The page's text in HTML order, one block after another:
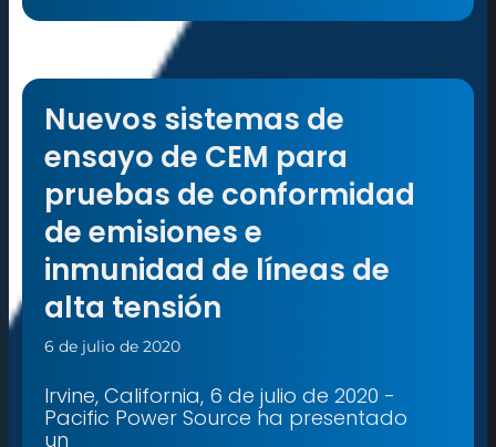
Nuevos sistemas de
ensayo de CEM para
pruebas de conformidad
de emisiones e
inmunidad de líneas de
alta tensión
6 de julio de 2020
Irvine, California, 6 de julio de 2020 -
Pacific Power Source ha presentado
un